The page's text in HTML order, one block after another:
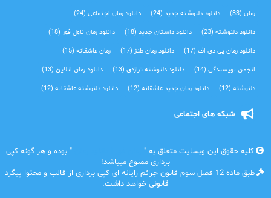
رمان(33) دانلود دلنوشته جدید(24) دانلود رمان اجتماعی‌(24)
دانلود دلنوشته(23) دانلود داستان جدید(18) دانلود رمان ناول فور(18)
دانلود رمان پی دی اف(17) دانلود رمان طنز(17) رمان عاشقانه(15)
انجمن نویسندگی(14) دانلود دلنوشته تراژدی‌(13) دانلود رمان انلاین(13)
دلنوشته(12) دانلود رمان جدید عاشقانه(12) دانلود دلنوشته عاشقانه(12)
شبکه های اجتماعی
کلیه حقوق این وبسایت متعلق به "
" بوده و هر گونه کپی
برداری ممنوع میباشد!
طبق ماده 12 فصل سوم قانون جرائم رایانه ای کپی برداری از قالب و محتوا پیگرد
قانونی خواهد داشت.